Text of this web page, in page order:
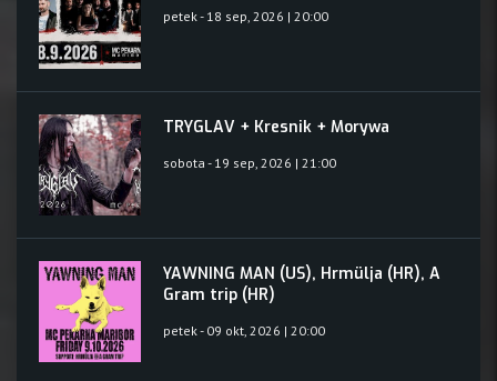
petek - 18 sep, 2026 | 20:00
TRYGLAV + Kresnik + Morywa
sobota - 19 sep, 2026 | 21:00
YAWNING MAN (US), Hrmülja (HR), A
Gram trip (HR)
petek - 09 okt, 2026 | 20:00